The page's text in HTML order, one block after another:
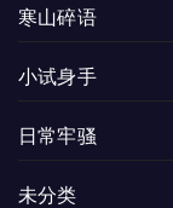
寒山碎语
小试身手
日常牢骚
未分类